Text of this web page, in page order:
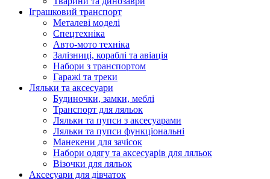
Іграшковий транспорт
Металеві моделі
Спецтехніка
Авто-мото техніка
Залізниці, кораблі та авіація
Набори з транспортом
Гаражі та треки
Ляльки та аксесуари
Будиночки, замки, меблі
Транспорт для ляльок
Ляльки та пупси з аксесуарами
Ляльки та пупси функціональні
Манекени для зачісок
Набори одягу та аксесуарів для ляльок
Візочки для ляльок
Аксесуари для дівчаток